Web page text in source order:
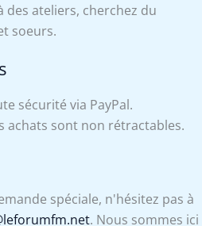
des ateliers, cherchez du
soeurs.
sécurité via PayPal.
achats sont non rétractables.
spéciale, n'hésitez pas à
. Nous sommes ici